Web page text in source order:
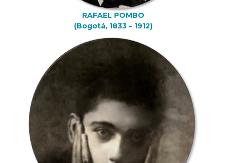
RAFAEL POMBO
(Bogotá, 1833 – 1912)